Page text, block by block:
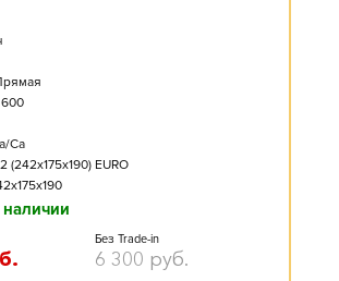
600
Ca
(242x175x190) EURO
Без Trade-in
6 300 руб.